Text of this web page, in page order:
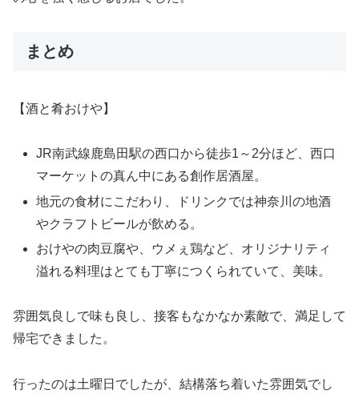
まとめ
【酒と肴おけや】
JR南武線鹿島田駅の西口から徒歩1～2分ほど、西口
マーケットの真ん中にある創作居酒屋。
地元の食材にこだわり、ドリンクでは神奈川の地酒
やクラフトビールが飲める。
おけやの肉豆腐や、ウメぇ鶏など、オリジナリティ
溢れる料理はとても丁寧につくられていて、美味。
雰囲気良しで味も良し、接客もなかなか素敵で、満足して
帰宅できました。
行ったのは土曜日でしたが、結構落ち着いた雰囲気でし